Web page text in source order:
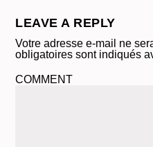
LEAVE A REPLY
Votre adresse e-mail ne
obligatoires sont indiqués
COMMENT